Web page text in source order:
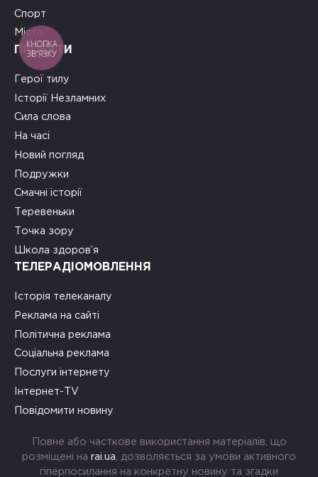
Спорт
Місто
ПРОЄКТИ
Герої тилу
Історії Незламних
Сила слова
На часі
Новий погляд
Подружки
Смачні історії
Теревеньки
Точка зору
Школа здоров’я
ТЕЛЕРАДІОМОВЛЕННЯ
Історія телеканалу
Реклама на сайті
Політична реклама
Соціальна реклама
Послуги інтернету
Інтернет-TV
Повідомити новину
Повне або часткове використання матеріалів, що
розміщені на rai.ua , дозволяється за умови активного
гіперпосилання на конкретну новину та згадки
КНОПКА
ЗВ'ЯЗКУ